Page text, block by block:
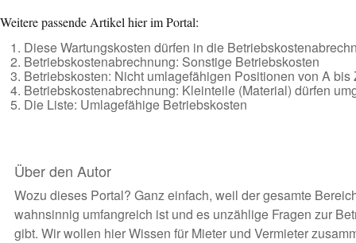
Weitere passende Artikel hier im Portal:
Diese Wartungskosten dürfen in die
Betriebskostenabrechnung: Sonstige Betriebskosten
Betriebskosten: Nicht umlagefähigen Positionen von A bis
Betriebskostenabrechnung: Kleinteile (Material) dürfen
Die Liste: Umlagefähige Betriebskosten
Über den Autor
Wozu dieses Portal? Ganz einfach, weil der gesamte
wahnsinnig umfangreich ist und es unzählige Fragen zur
gibt. Wir wollen hier Wissen für Mieter und Vermieter